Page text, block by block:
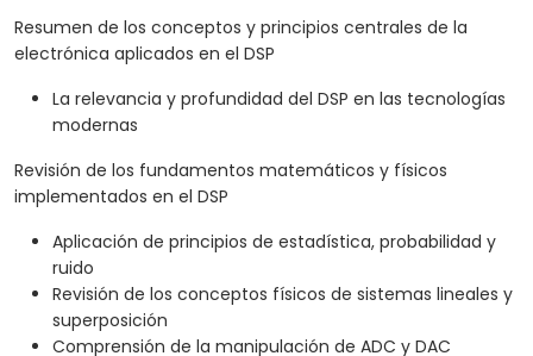
Resumen de los conceptos y principios centrales de la
electrónica aplicados en el DSP
La relevancia y profundidad del DSP en las tecnologías
modernas
Revisión de los fundamentos matemáticos y físicos
implementados en el DSP
Aplicación de principios de estadística, probabilidad y
ruido
Revisión de los conceptos físicos de sistemas lineales y
superposición
Comprensión de la manipulación de ADC y DAC